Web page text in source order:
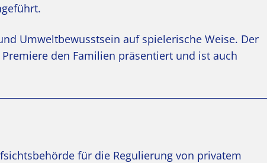
Umweltbewusstsein auf spielerische Weise. Der
den Familien präsentiert und ist auch
für die Regulierung von privatem